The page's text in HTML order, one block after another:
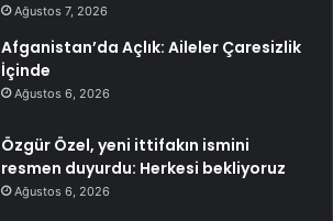
Ağustos 7, 2026
Afganistan’da Açlık: Aileler Çaresizlik
İçinde
Ağustos 6, 2026
Özgür Özel, yeni ittifakın ismini
resmen duyurdu: Herkesi bekliyoruz
Ağustos 6, 2026